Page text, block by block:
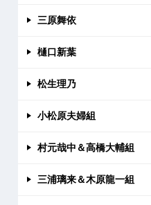
三原舞依
樋口新葉
松生理乃
小松原夫婦組
村元哉中＆高橋大輔組
三浦璃来＆木原龍一組